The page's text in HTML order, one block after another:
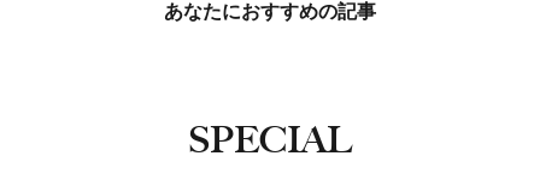
あなたにおすすめの記事
SPECIAL